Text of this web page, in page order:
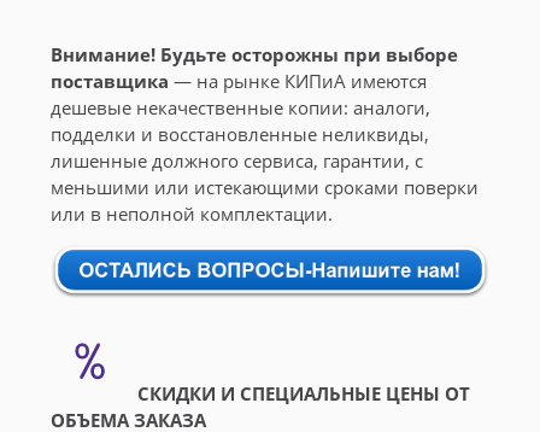
Внимание! Будьте осторожны при выборе
поставщика — на рынке КИПиА имеются
дешевые некачественные копии: аналоги,
подделки и восстановленные неликвиды,
лишенные должного сервиса, гарантии, с
меньшими или истекающими сроками поверки
или в неполной комплектации.
СКИДКИ И СПЕЦИАЛЬНЫЕ ЦЕНЫ ОТ
ОБЪЕМА ЗАКАЗА